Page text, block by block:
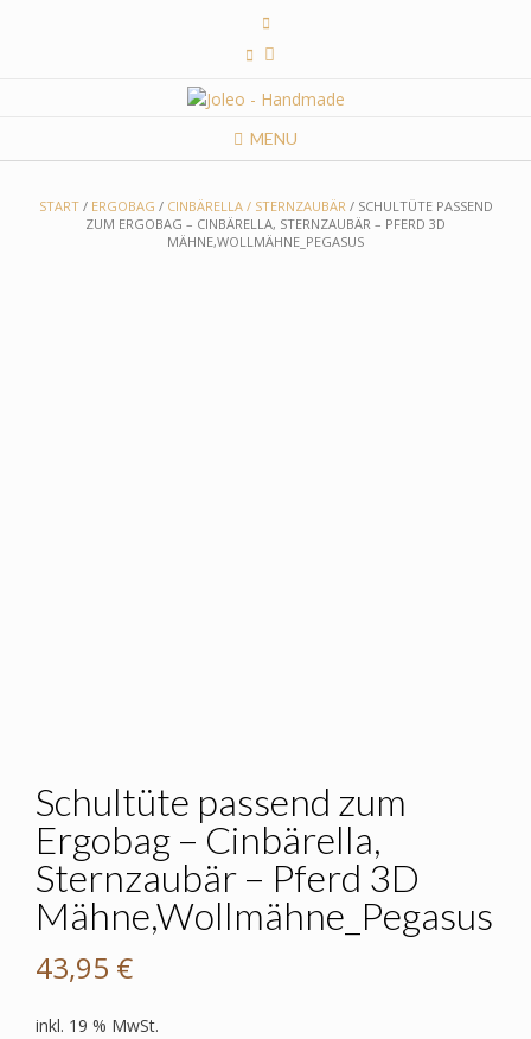
MENU
START/ ERGOBAG / CINBÄRELLA / STERNZAUBÄR/ SCHULTÜTE PASSEND
ZUM ERGOBAG – CINBÄRELLA, STERNZAUBÄR – PFERD 3D
MÄHNE,WOLLMÄHNE_PEGASUS
Schultüte passend zum
Ergobag – Cinbärella,
Sternzaubär – Pferd 3D
Mähne,Wollmähne_Pegasus
43,95 €
inkl. 19 % MwSt.